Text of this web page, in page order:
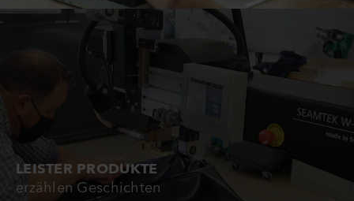
LEISTER PRODUKTE
erzählen Geschichten